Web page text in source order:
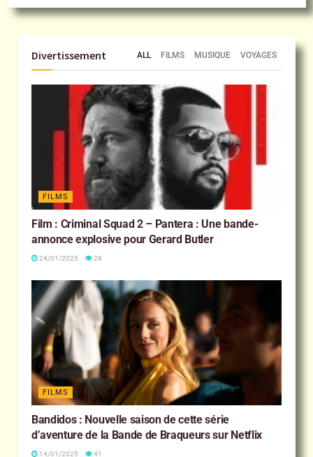
Divertissement ALL FILMS MUSIQUE VOYAGES
FILMS
Film : Criminal Squad 2 – Pantera : Une bande-
annonce explosive pour Gerard Butler
24/01/2025 28
FILMS
Bandidos : Nouvelle saison de cette série
d’aventure de la Bande de Braqueurs sur Netflix
14/01/2025 41